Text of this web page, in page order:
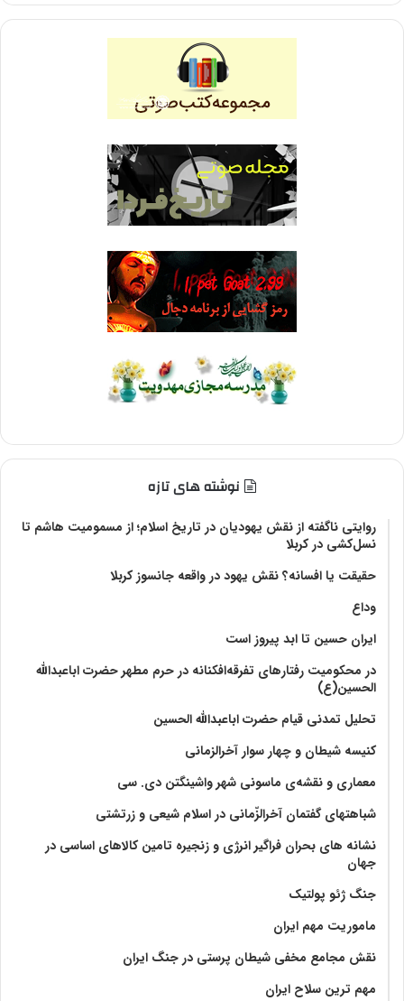
نوشته های تازه
روایتی ناگفته از نقش یهودیان در تاریخ اسلام؛ از مسمومیت هاشم تا
نسل‌کشی در کربلا
حقیقت یا افسانه؟‌ نقش یهود در واقعه جانسوز کربلا
وداع
ایران حسین تا ابد پیروز است
در محکومیت رفتارهای تفرقه‌افکنانه در حرم مطهر حضرت اباعبدالله
الحسین(ع)
تحلیل تمدنی قیام حضرت اباعبدالله الحسین
کنیسه شیطان و چهار سوار آخرالزمانی
معماری و نقشه‌ی ماسونی شهر واشينگتن دی. سی
شباهتهای گفتمان آخر‌الزّمانی در اسلام شیعی و زرتشتی
نشانه های بحران فراگیر انرژی و زنجیره تامین کالاهای اساسی در
جهان
جنگ ژئو پولتیک
ماموریت مهم ایران
نقش مجامع مخفی شیطان پرستی در جنگ ایران
مهم ترین سلاح ایران